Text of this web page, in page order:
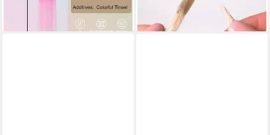
lieferbar - in 7-9 Werktagen bei dir
lieferbar - in 2-3 Werktagen bei dir